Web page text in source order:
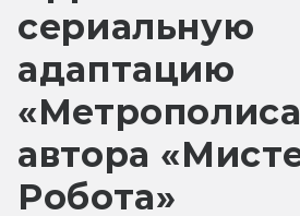
сериальную
адаптацию
автора
Робота»